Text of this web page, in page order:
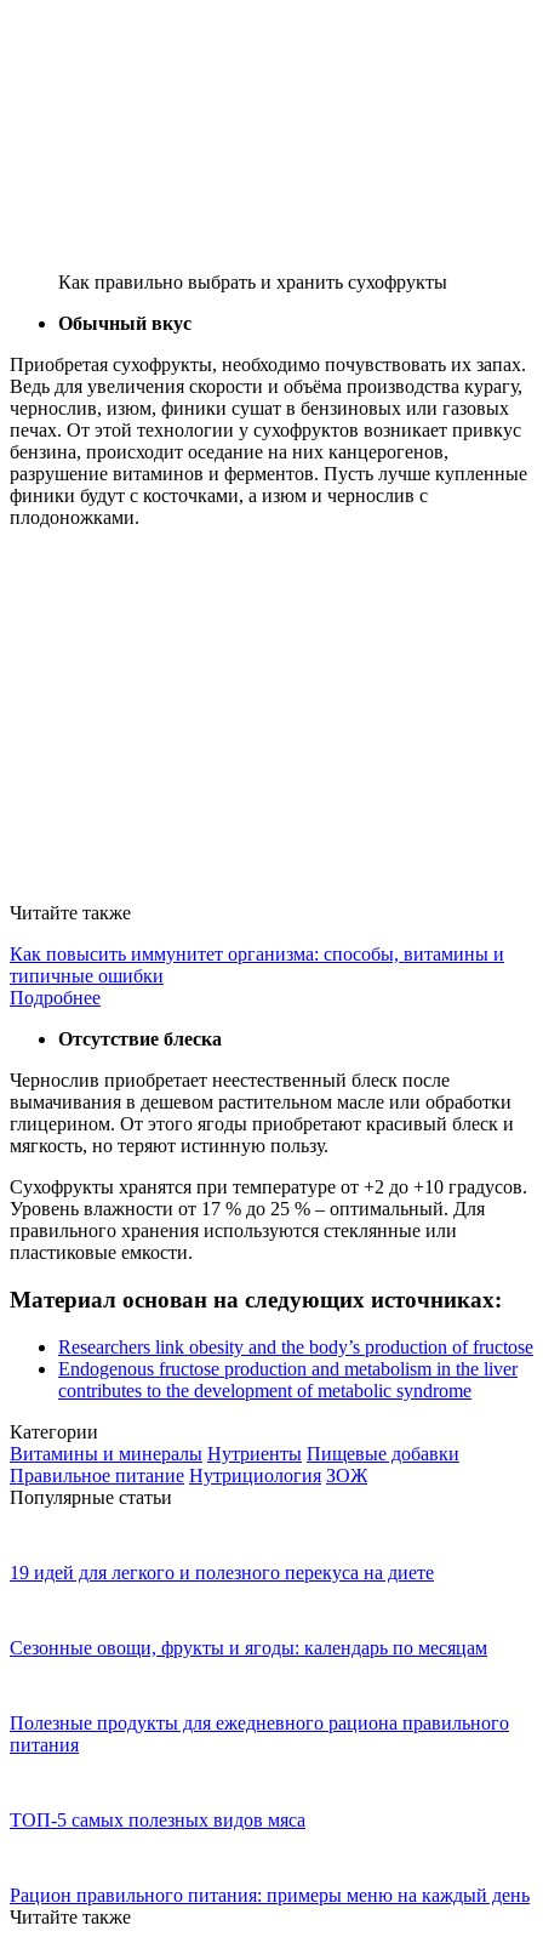
Как правильно выбрать и хранить сухофрукты
Обычный вкус
Приобретая сухофрукты, необходимо почувствовать их запах.
Ведь для увеличения скорости и объёма производства курагу,
чернослив, изюм, финики сушат в бензиновых или газовых
печах. От этой технологии у сухофруктов возникает привкус
бензина, происходит оседание на них канцерогенов,
разрушение витаминов и ферментов. Пусть лучше купленные
финики будут с косточками, а изюм и чернослив с
плодоножками.
Читайте также
Как повысить иммунитет организма: способы, витамины и
типичные ошибки
Подробнее
Отсутствие блеска
Чернослив приобретает неестественный блеск после
вымачивания в дешевом растительном масле или обработки
глицерином. От этого ягоды приобретают красивый блеск и
мягкость, но теряют истинную пользу.
Сухофрукты хранятся при температуре от +2 до +10 градусов.
Уровень влажности от 17 % до 25 % – оптимальный. Для
правильного хранения используются стеклянные или
пластиковые емкости.
Материал основан на следующих источниках:
Researchers link obesity and the body’s production of fructose
Endogenous fructose production and metabolism in the liver
contributes to the development of metabolic syndrome
Категории
Витамины и минералы Нутриенты Пищевые добавки
Правильное питание Нутрициология ЗОЖ
Популярные статьи
19 идей для легкого и полезного перекуса на диете
Сезонные овощи, фрукты и ягоды: календарь по месяцам
Полезные продукты для ежедневного рациона правильного
питания
ТОП-5 самых полезных видов мяса
Рацион правильного питания: примеры меню на каждый день
Читайте также